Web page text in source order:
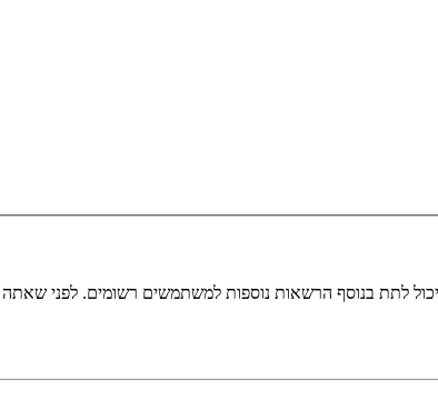
לתת בנוסף הרשאות נוספות למשתמשים רשומים. לפני